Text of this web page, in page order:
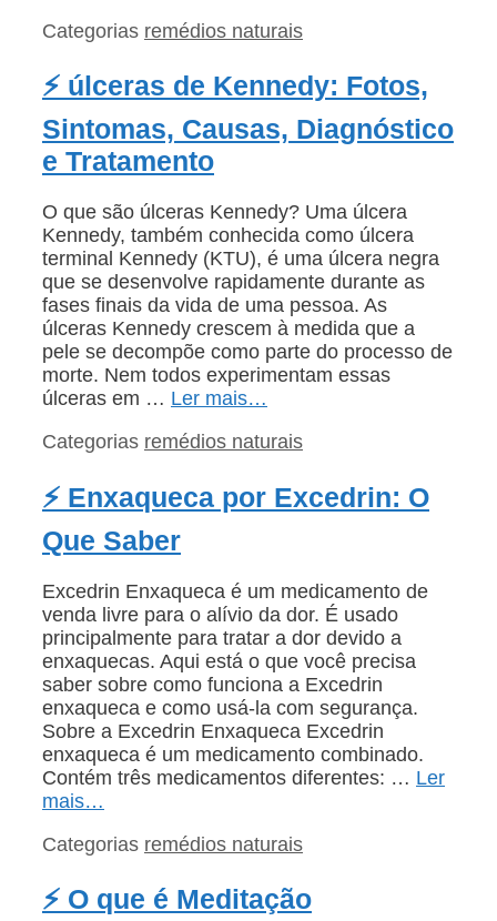
Categorias remédios naturais
⚡ úlceras de Kennedy: Fotos,
Sintomas, Causas, Diagnóstico
e Tratamento
O que são úlceras Kennedy? Uma úlcera
Kennedy, também conhecida como úlcera
terminal Kennedy (KTU), é uma úlcera negra
que se desenvolve rapidamente durante as
fases finais da vida de uma pessoa. As
úlceras Kennedy crescem à medida que a
pele se decompõe como parte do processo de
morte. Nem todos experimentam essas
úlceras em … Ler mais…
Categorias remédios naturais
⚡ Enxaqueca por Excedrin: O
Que Saber
Excedrin Enxaqueca é um medicamento de
venda livre para o alívio da dor. É usado
principalmente para tratar a dor devido a
enxaquecas. Aqui está o que você precisa
saber sobre como funciona a Excedrin
enxaqueca e como usá-la com segurança.
Sobre a Excedrin Enxaqueca Excedrin
enxaqueca é um medicamento combinado.
Contém três medicamentos diferentes: … Ler
mais…
Categorias remédios naturais
⚡ O que é Meditação